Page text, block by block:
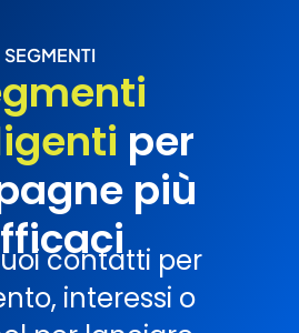
SEGMENTI
per
più
contatti per
interessi o